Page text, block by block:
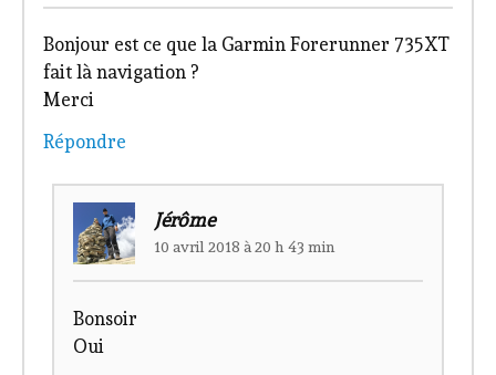
Bonjour est ce que la Garmin Forerunner 735XT
fait là navigation ?
Merci
Répondre
Jérôme
10 avril 2018 à 20 h 43 min
Bonsoir
Oui